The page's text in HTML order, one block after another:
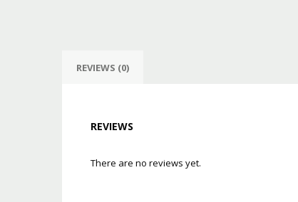
REVIEWS (0)
REVIEWS
There are no reviews yet.